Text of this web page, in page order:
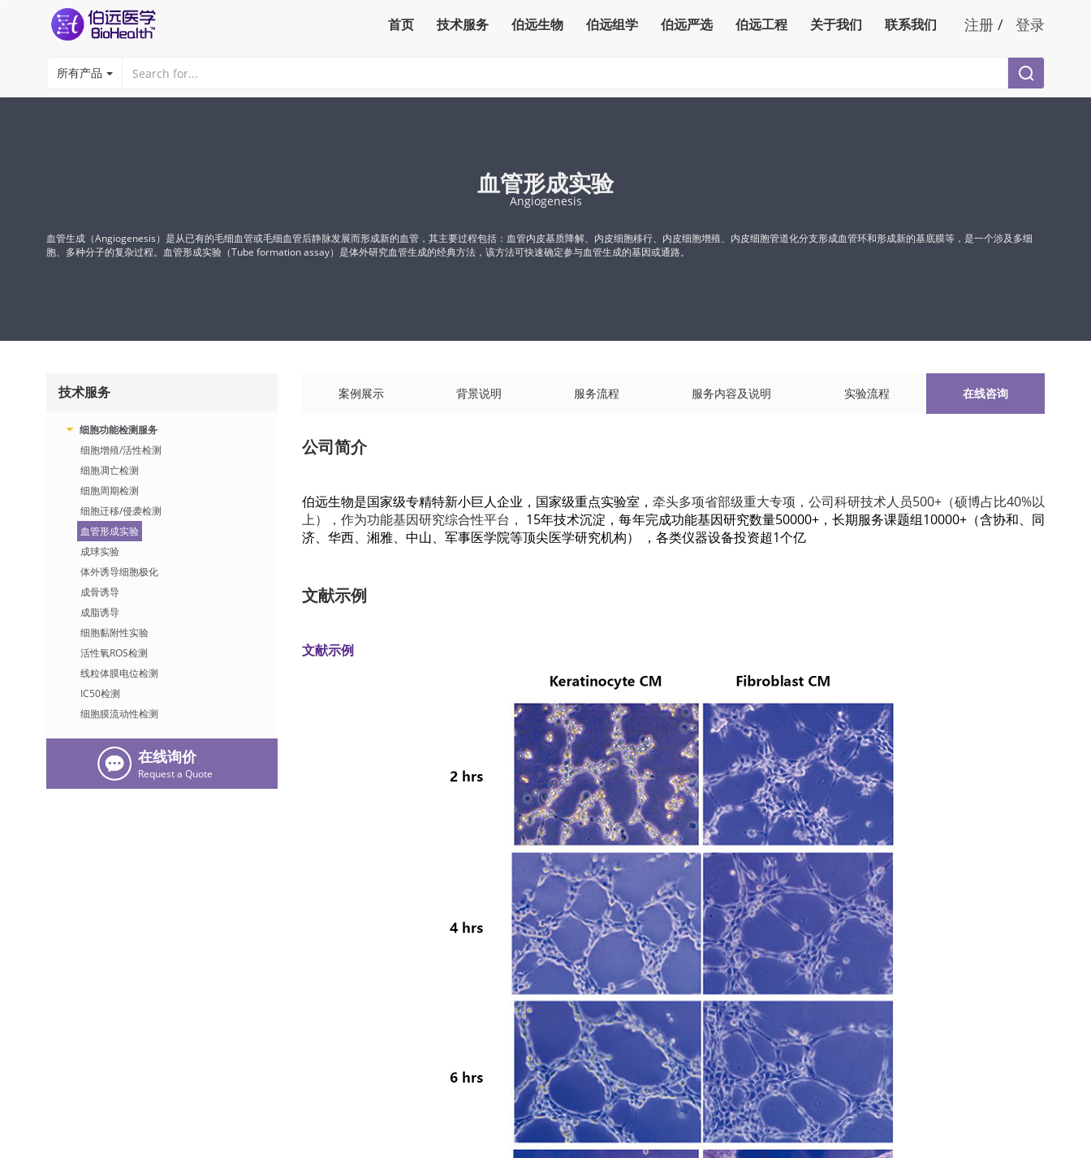
血管形成实验
Angiogenesis
血管生成（Angiogenesis）是从已有的毛细血管或毛细血管后静脉发展而形成新的血管，其主要过程包括：血管内皮基质降解、内皮细胞移行、内皮细胞增殖、内皮细胞管道化分支形成血管环和形成新的基底膜等，是一个涉及多细
胞、多种分子的复杂过程。血管形成实验（Tube formation assay）是体外研究血管生成的经典方法，该方法可快速确定参与血管生成的基因或通路。
技术服务
细胞功能检测服务
细胞增殖/活性检测
细胞凋亡检测
细胞周期检测
细胞迁移/侵袭检测
血管形成实验
成球实验
体外诱导细胞极化
成骨诱导
成脂诱导
细胞黏附性实验
活性氧ROS检测
线粒体膜电位检测
IC50检测
细胞膜流动性检测
在线询价
Request a Quote
案例展示 背景说明 服务流程 服务内容及说明 实验流程 在线咨询
公司简介
伯远生物是国家级专精特新小巨人企业， 国家级重点实验室， 牵头多项省部级重大专项，公司科研技术人员500+（硕博占比40%以
上），作为功能基因研究综合性平台， 15年技术沉淀，每年完成功能基因研究数量50000+，长期服务课题组10000+（含协和、同
济、华西、湘雅、中山、军事医学院等顶尖医学研究机构）
， 各类仪器设备投资超1个亿
文献示例
文献示例
注册 / 登录
首页 技术服务 伯远生物 伯远组学 伯远严选 伯远工程 关于我们 联系我们
所有产品